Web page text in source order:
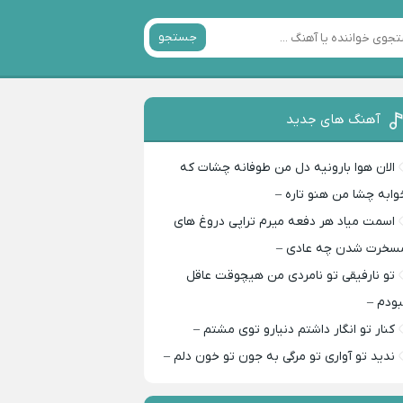
جستجو
آهنگ های جدید
الان هوا بارونیه دل من طوفانه چشات که
چشا من هنو تاره –
اسمت میاد هر دفعه میرم تراپی دروغ‌ های
شدن چه عادی –
تو نارفیقی تو نامردی من هیچوقت عاقل
–
کنار تو انگار داشتم دنیارو توی مشتم –
ندید تو آواری تو مرگی به جون تو خون دلم –